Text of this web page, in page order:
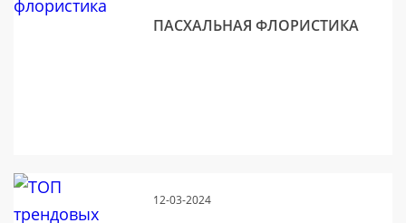
ПАСХАЛЬНАЯ ФЛОРИСТИКА
12-03-2024